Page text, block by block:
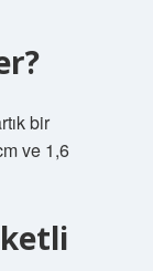
bir
ve 1,6